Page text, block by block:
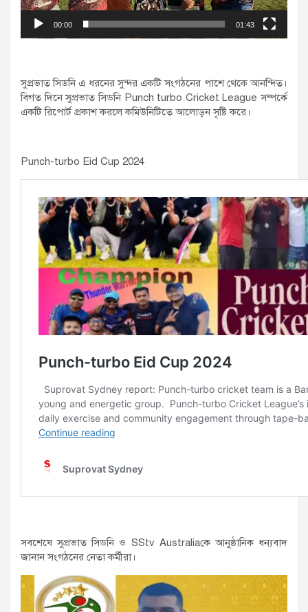
00:00 01:43
সুপ্রভাত সিডনি এ ধরনের সুন্দর একটি সংগঠনের পাশে থেকে আনন্দিত।
বিগত দিনে সুপ্রভাত সিডনি Punch turbo Cricket League সম্পর্কে
একটি রিপোর্ট প্রকাশ করলে কমিউনিটিতে আলোড়ন সৃষ্টি করে।
Punch-turbo Eid Cup 2024
সবশেষে সুপ্রভাত সিডনি ও SStv Australiaকে আনুষ্ঠানিক ধন্যবাদ
জানান সংগঠনের নেতা কর্মীরা।